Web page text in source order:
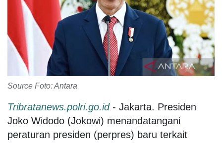
Source Foto: Antara
Tribratanews.polri.go.id- Jakarta. Presiden
Joko Widodo (Jokowi) menandatangani
peraturan presiden (perpres) baru terkait